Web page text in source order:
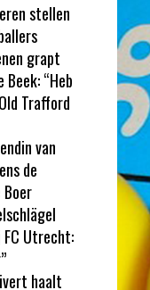
stellen
grapt
“Heb
Trafford
van
de
Utrecht:
haalt